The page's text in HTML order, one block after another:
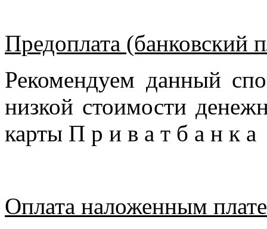
Предоплата (банковский
Рекомендуем данный
низкой стоимости
карты П р и в а т б а н к
Оплата наложенным